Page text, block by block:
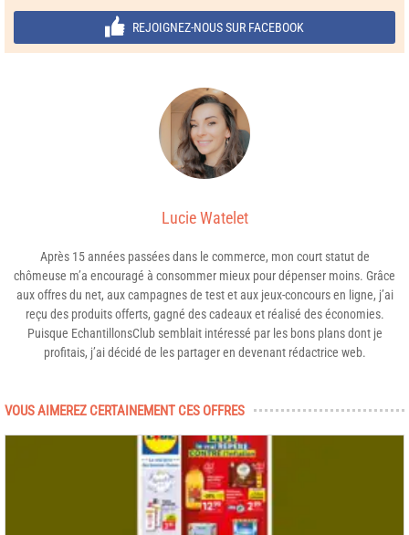
REJOIGNEZ-NOUS SUR FACEBOOK
Lucie Watelet
Après 15 années passées dans le commerce, mon court statut de
chômeuse m’a encouragé à consommer mieux pour dépenser moins. Grâce
aux offres du net, aux campagnes de test et aux jeux-concours en ligne, j’ai
reçu des produits offerts, gagné des cadeaux et réalisé des économies.
Puisque EchantillonsClub semblait intéressé par les bons plans dont je
profitais, j’ai décidé de les partager en devenant rédactrice web.
VOUS AIMEREZ CERTAINEMENT CES OFFRES